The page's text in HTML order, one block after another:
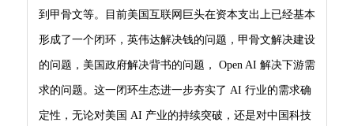
到甲骨文等。目前美国互联网巨头在资本支出上已经基本
形成了一个闭环，英伟达解决钱的问题，甲骨文解决建设
的问题，美国政府解决背书的问题， Open AI 解决下游需
求的问题。这一闭环生态进一步夯实了 AI 行业的需求确
定性，无论对美国 AI 产业的持续突破，还是对中国科技